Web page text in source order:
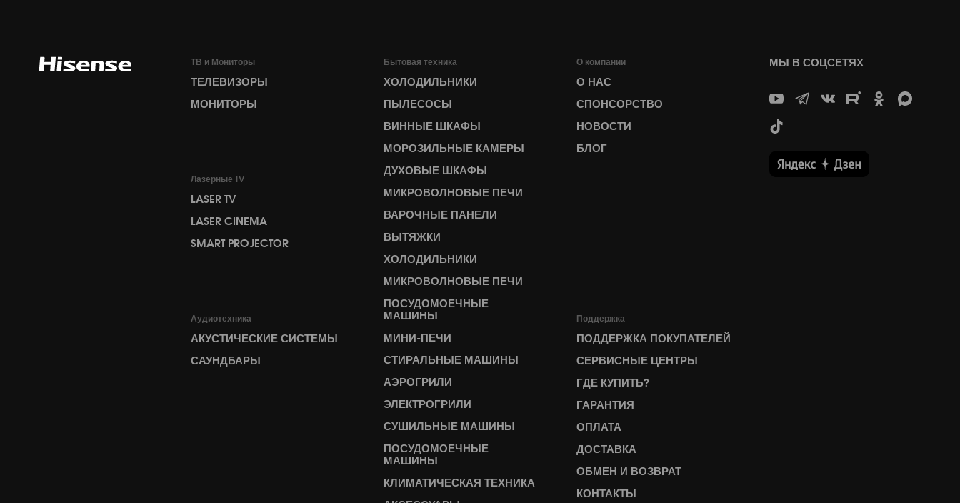
ТВ и Мониторы
ТЕЛЕВИЗОРЫ
МОНИТОРЫ
Лазерные TV
LASER TV
LASER CINEMA
SMART PROJECTOR
Аудиотехника
АКУСТИЧЕСКИЕ СИСТЕМЫ
САУНДБАРЫ
Бытовая техника
ХОЛОДИЛЬНИКИ
ПЫЛЕСОСЫ
ВИННЫЕ ШКАФЫ
МОРОЗИЛЬНЫЕ КАМЕРЫ
ДУХОВЫЕ ШКАФЫ
МИКРОВОЛНОВЫЕ ПЕЧИ
ВАРОЧНЫЕ ПАНЕЛИ
ВЫТЯЖКИ
ХОЛОДИЛЬНИКИ
МИКРОВОЛНОВЫЕ ПЕЧИ
ПОСУДОМОЕЧНЫЕ
МАШИНЫ
МИНИ-ПЕЧИ
СТИРАЛЬНЫЕ МАШИНЫ
АЭРОГРИЛИ
ЭЛЕКТРОГРИЛИ
СУШИЛЬНЫЕ МАШИНЫ
ПОСУДОМОЕЧНЫЕ
МАШИНЫ
КЛИМАТИЧЕСКАЯ ТЕХНИКА
О компании
О НАС
СПОНСОРСТВО
НОВОСТИ
БЛОГ
Поддержка
ПОДДЕРЖКА ПОКУПАТЕЛЕЙ
СЕРВИСНЫЕ ЦЕНТРЫ
ГДЕ КУПИТЬ?
ГАРАНТИЯ
ОПЛАТА
ДОСТАВКА
ОБМЕН И ВОЗВРАТ
КОНТАКТЫ
МЫ В СОЦСЕТЯХ